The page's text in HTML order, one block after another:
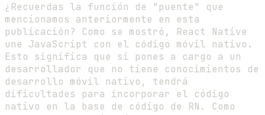
¿Recuerdas la función de "puente" que
mencionamos anteriormente en esta
publicación? Como se mostró, React Native
une JavaScript con el código móvil nativo.
Esto significa que si pones a cargo a un
desarrollador que no tiene conocimientos de
desarrollo móvil nativo, tendrá
dificultades para incorporar el código
nativo en la base de código de RN. Como